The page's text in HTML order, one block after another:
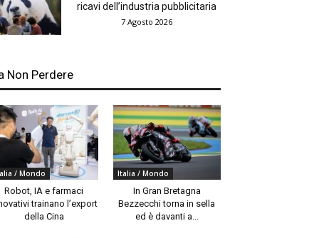
ricavi dell’industria pubblicitaria
7 Agosto 2026
Non Perdere
/ Mondo
Robot, IA e farmaci
trainano l’export
della Cina
Italia / Mondo
In Gran Bretagna
Bezzecchi torna in sella
ed è davanti a...